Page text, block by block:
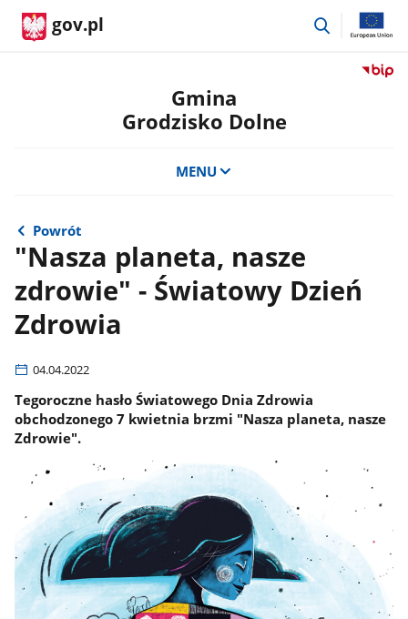
gov.pl
przejdź
Przejdź
Gmina
Grodzisko Dolne
MENU
Powrót
"Nasza planeta, nasze
zdrowie" - Światowy Dzień
Zdrowia
04.04.2022
Tegoroczne hasło Światowego Dnia Zdrowia
obchodzonego 7 kwietnia brzmi "Nasza planeta, nasze
Zdrowie".